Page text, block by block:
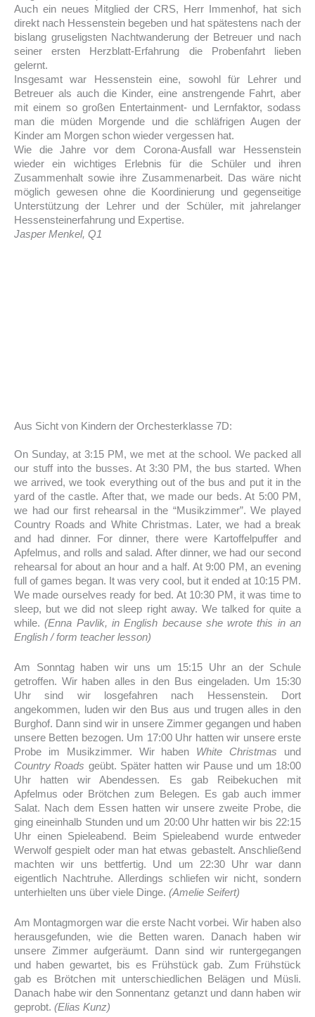
Auch ein neues Mitglied der CRS, Herr Immenhof, hat sich
direkt nach Hessenstein begeben und hat spätestens nach der
bislang gruseligsten Nachtwanderung der Betreuer und nach
seiner ersten Herzblatt-Erfahrung die Probenfahrt lieben
gelernt.
Insgesamt war Hessenstein eine, sowohl für Lehrer und
Betreuer als auch die Kinder, eine anstrengende Fahrt, aber
mit einem so großen Entertainment- und Lernfaktor, sodass
man die müden Morgende und die schläfrigen Augen der
Kinder am Morgen schon wieder vergessen hat.
Wie die Jahre vor dem Corona-Ausfall war Hessenstein
wieder ein wichtiges Erlebnis für die Schüler und ihren
Zusammenhalt sowie ihre Zusammenarbeit. Das wäre nicht
möglich gewesen ohne die Koordinierung und gegenseitige
Unterstützung der Lehrer und der Schüler, mit jahrelanger
Hessensteinerfahrung und Expertise.
Jasper Menkel, Q1
Aus Sicht von Kindern der Orchesterklasse 7D:
On Sunday, at 3:15 PM, we met at the school. We packed all
our stuff into the busses. At 3:30 PM, the bus started. When
we arrived, we took everything out of the bus and put it in the
yard of the castle. After that, we made our beds. At 5:00 PM,
we had our first rehearsal in the “Musikzimmer”. We played
Country Roads and White Christmas. Later, we had a break
and had dinner. For dinner, there were Kartoffelpuffer and
Apfelmus, and rolls and salad. After dinner, we had our second
rehearsal for about an hour and a half. At 9:00 PM, an evening
full of games began. It was very cool, but it ended at 10:15 PM.
We made ourselves ready for bed. At 10:30 PM, it was time to
sleep, but we did not sleep right away. We talked for quite a
while.(Enna Pavlik, in English because she wrote this in an
English / form teacher lesson)
Am Sonntag haben wir uns um 15:15 Uhr an der Schule
getroffen. Wir haben alles in den Bus eingeladen. Um 15:30
Uhr sind wir losgefahren nach Hessenstein. Dort
angekommen, luden wir den Bus aus und trugen alles in den
Burghof. Dann sind wir in unsere Zimmer gegangen und haben
unsere Betten bezogen. Um 17:00 Uhr hatten wir unsere erste
Probe im Musikzimmer. Wir haben White Christmas und
Country Roads geübt. Später hatten wir Pause und um 18:00
Uhr hatten wir Abendessen. Es gab Reibekuchen mit
Apfelmus oder Brötchen zum Belegen. Es gab auch immer
Salat. Nach dem Essen hatten wir unsere zweite Probe, die
ging eineinhalb Stunden und um 20:00 Uhr hatten wir bis 22:15
Uhr einen Spieleabend. Beim Spieleabend wurde entweder
Werwolf gespielt oder man hat etwas gebastelt. Anschließend
machten wir uns bettfertig. Und um 22:30 Uhr war dann
eigentlich Nachtruhe. Allerdings schliefen wir nicht, sondern
unterhielten uns über viele Dinge. (Amelie Seifert)
Am Montagmorgen war die erste Nacht vorbei. Wir haben also
herausgefunden, wie die Betten waren. Danach haben wir
unsere Zimmer aufgeräumt. Dann sind wir runtergegangen
und haben gewartet, bis es Frühstück gab. Zum Frühstück
gab es Brötchen mit unterschiedlichen Belägen und Müsli.
Danach habe wir den Sonnentanz getanzt und dann haben wir
geprobt. (Elias Kunz)